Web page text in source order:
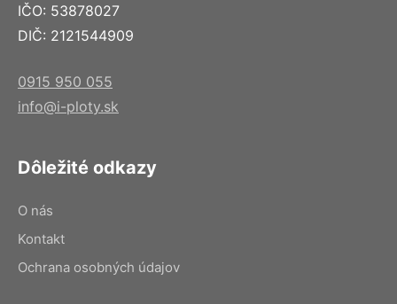
IČO: 53878027
DIČ: 2121544909
0915 950 055
info@i-ploty.sk
Dôležité odkazy
O nás
Kontakt
Ochrana osobných údajov